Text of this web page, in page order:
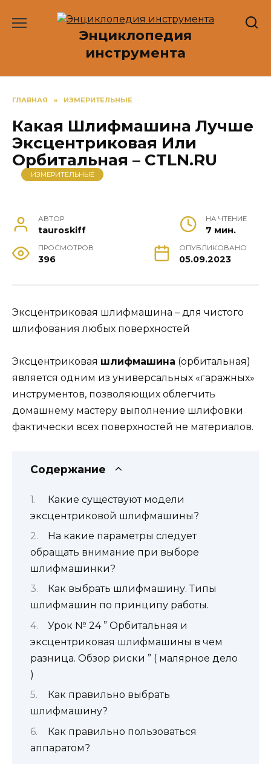
Энциклопедия
инструмента
ГЛАВНАЯ » ИЗМЕРИТЕЛЬНЫЕ
Какая Шлифмашина Лучше
Эксцентриковая Или
Орбитальная – CTLN.RU
ИЗМЕРИТЕЛЬНЫЕ
АВТОР
tauroskiff
НА ЧТЕНИЕ
7 мин.
ПРОСМОТРОВ
396
ОПУБЛИКОВАНО
05.09.2023
Эксцентриковая шлифмашина – для чистого
шлифования любых поверхностей
Эксцентриковая шлифмашина (орбитальная)
является одним из универсальных «гаражных»
инструментов, позволяющих облегчить
домашнему мастеру выполнение шлифовки
фактически всех поверхностей не материалов.
Содержание
Какие существуют модели
эксцентриковой шлифмашины?
На какие параметры следует
обращать внимание при выборе
шлифмашинки?
Как выбрать шлифмашину. Типы
шлифмашин по принципу работы.
Урок № 24 ” Орбитальная и
эксцентриковая шлифмашины в чем
разница. Обзор риски ” ( малярное дело
)
Как правильно выбрать
шлифмашину?
Как правильно пользоваться
аппаратом?